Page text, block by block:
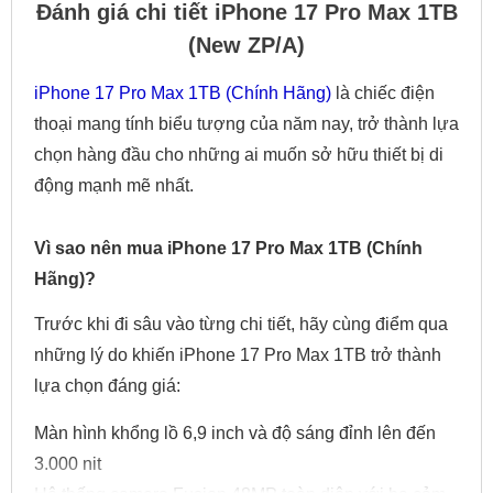
Đánh giá chi tiết iPhone 17 Pro Max 1TB
(New ZP/A)
iPhone 17 Pro Max 1TB (Chính Hãng) là chiếc điện
thoại mang tính biểu tượng của năm nay, trở thành lựa
chọn hàng đầu cho những ai muốn sở hữu thiết bị di
động mạnh mẽ nhất.
Vì sao nên mua iPhone 17 Pro Max 1TB (Chính
Hãng)?
Trước khi đi sâu vào từng chi tiết, hãy cùng điểm qua
những lý do khiến iPhone 17 Pro Max 1TB trở thành
lựa chọn đáng giá:
Màn hình khổng lồ 6,9 inch và độ sáng đỉnh lên đến
3.000 nit